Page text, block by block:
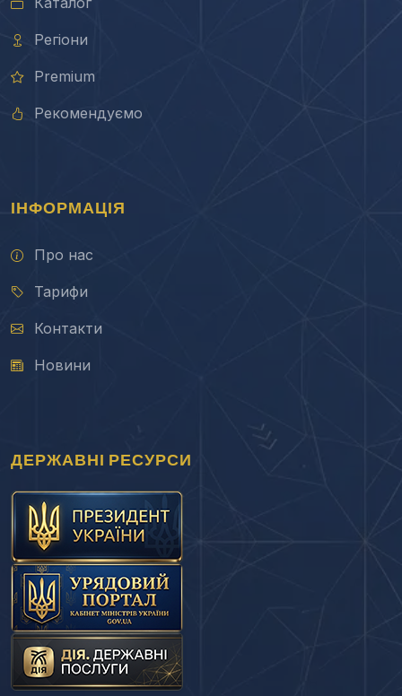
Регіони
Premium
Рекомендуємо
ІНФОРМАЦІЯ
Про нас
Тарифи
Контакти
Новини
ДЕРЖАВНІ РЕСУРСИ